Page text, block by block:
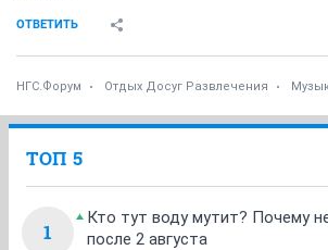
ОТВЕТИТЬ
НГС.Форум Отдых Досуг Развлечения
ТОП 5
1
Кто тут воду мутит? Почему
после 2 августа